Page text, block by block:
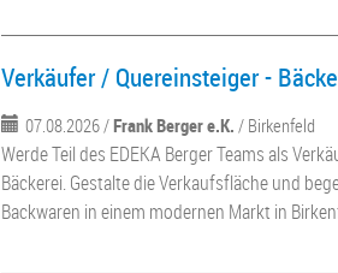
Verkäufer / Quereinsteiger -
07.08.2026 /Frank Berger e.K. / Birkenfeld
Werde Teil des EDEKA Berger Teams als
Bäckerei. Gestalte die Verkaufsfläche und
Backwaren in einem modernen Markt in